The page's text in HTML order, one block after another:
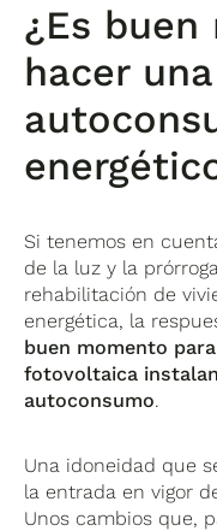
¿Es
hacer
Si tenemos en
de la luz y la
rehabilitación de
energética, la
buen momento
fotovoltaica
autoconsumo.
Una idoneidad que
la entrada en vigor
Unos cambios que,